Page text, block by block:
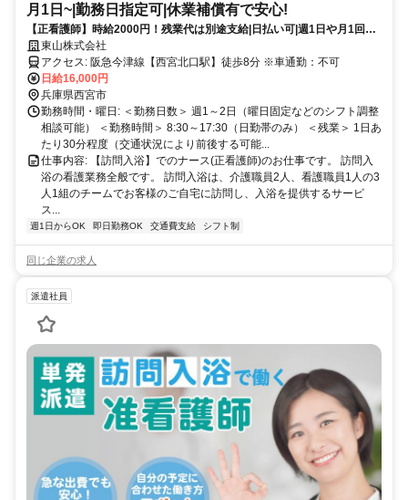
月1日~|勤務日指定可|休業補償有で安心!
【正看護師】時給2000円！残業代は別途支給|日払い可|週1日や月1回～
の単発勤務OK|即日勤務可能|1日8hのスポットワーク|Wワーク歓迎！
【西宮北口駅】(17954-153-9)
東山株式会社
アクセス: 阪急今津線【西宮北口駅】徒歩8分 ※車通勤：不可
日給16,000円
兵庫県西宮市
勤務時間・曜日: ＜勤務日数＞ 週1～2日（曜日固定などのシフト調整
相談可能） ＜勤務時間＞ 8:30～17:30（日勤帯のみ） ＜残業＞ 1日あ
たり30分程度（交通状況により前後する可能...
仕事内容: 【訪問入浴】でのナース(正看護師)のお仕事です。 訪問入
浴の看護業務全般です。 訪問入浴は、介護職員2人、看護職員1人の3
人1組のチームでお客様のご自宅に訪問し、入浴を提供するサービ
ス...
週1日からOK 即日勤務OK 交通費支給 シフト制
同じ企業の求人
派遣社員